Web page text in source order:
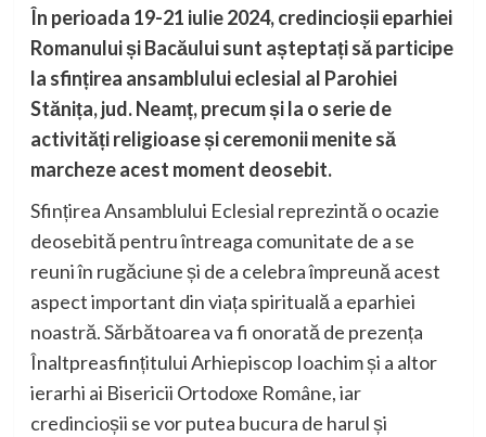
În perioada 19-21 iulie 2024, credincioșii eparhiei
Romanului și Bacăului sunt așteptați să participe
la sfințirea ansamblului eclesial al Parohiei
Stănița, jud. Neamț, precum și la o serie de
activități religioase și ceremonii menite să
marcheze acest moment deosebit.
Sfințirea Ansamblului Eclesial reprezintă o ocazie
deosebită pentru întreaga comunitate de a se
reuni în rugăciune și de a celebra împreună acest
aspect important din viața spirituală a eparhiei
noastră. Sărbătoarea va fi onorată de prezența
Înaltpreasfințitului Arhiepiscop Ioachim și a altor
ierarhi ai Bisericii Ortodoxe Române, iar
credincioșii se vor putea bucura de harul și